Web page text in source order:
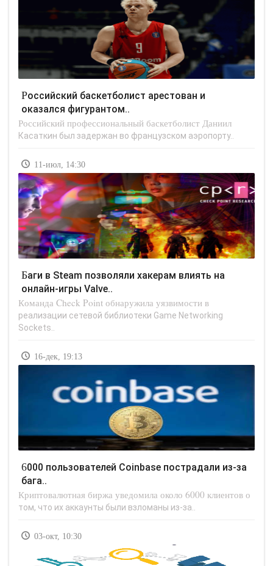
Российский баскетболист арестован и
оказался фигурантом..
Российский профессиональный баскетболист Даниил
Касаткин был задержан во французском аэропорту..
11-июл, 14:30
Баги в Steam позволяли хакерам влиять на
онлайн-игры Valve..
Команда Check Point обнаружила уязвимости в
реализации сетевой библиотеки Game Networking
Sockets..
16-дек, 19:13
6000 пользователей Coinbase пострадали из-за
бага..
Криптовалютная биржа уведомила около 6000 клиентов о
том, что их аккаунты были взломаны из-за..
03-окт, 10:30